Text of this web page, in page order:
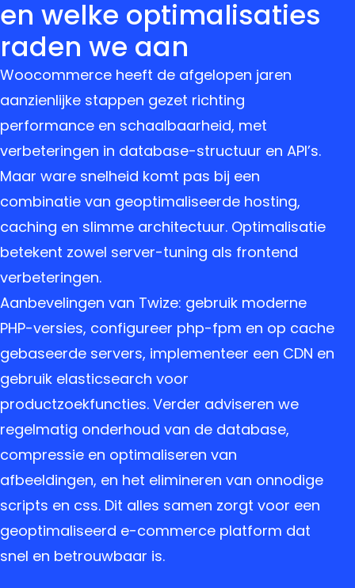
en welke optimalisaties
raden we aan
Woocommerce heeft de afgelopen jaren
aanzienlijke stappen gezet richting
performance en schaalbaarheid, met
verbeteringen in database-structuur en API’s.
Maar ware snelheid komt pas bij een
combinatie van geoptimaliseerde hosting,
caching en slimme architectuur. Optimalisatie
betekent zowel server-tuning als frontend
verbeteringen.
Aanbevelingen van Twize: gebruik moderne
PHP-versies, configureer php-fpm en op cache
gebaseerde servers, implementeer een CDN en
gebruik elasticsearch voor
productzoekfuncties. Verder adviseren we
regelmatig onderhoud van de database,
compressie en optimaliseren van
afbeeldingen, en het elimineren van onnodige
scripts en css. Dit alles samen zorgt voor een
geoptimaliseerd e-commerce platform dat
snel en betrouwbaar is.